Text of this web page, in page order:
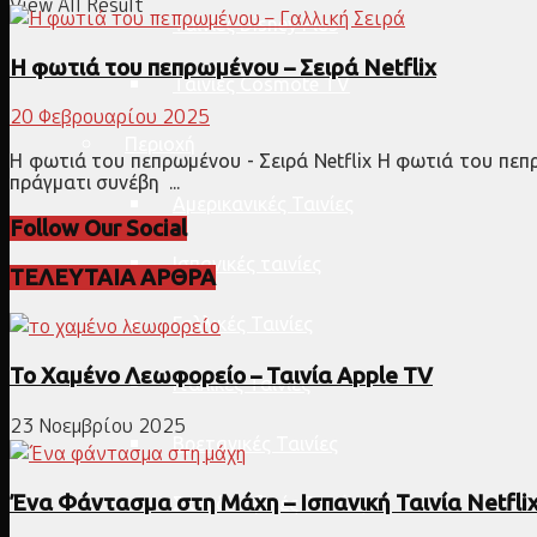
Ταινίες Disney Plus
Ταινίες Cosmote TV
Ισπανικές ταινίες
Γαλλικές Ταινίες
Ιταλικές Ταινίες
Βρετανικές Ταινίες
Σκανδιναβικές Ταινίες
Η φωτιά του πεπρωμένου – Σειρά Netflix
20 Φεβρουαρίου 2025
Η φωτιά του πεπρωμένου - Σειρά Netflix Η φωτιά του
πράγματι συνέβη ...
Follow Our Social
ΤΕΛΕΥΤΑΙΑ ΑΡΘΡΑ
Το Χαμένο Λεωφορείο – Ταινία Apple TV
23 Νοεμβρίου 2025
Ένα Φάντασμα στη Μάχη – Ισπανική Ταινία